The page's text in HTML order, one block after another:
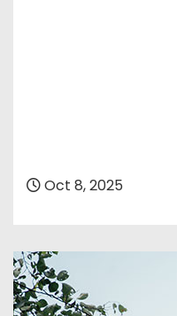
Oct 8, 2025